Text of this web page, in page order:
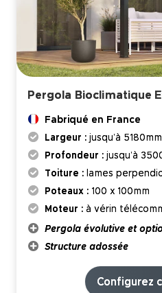
Pergola Bioclimatique
Fabriqué en France
Largeur : jusqu’à 5180mm
Profondeur : jusqu’à
Toiture : lames
Poteaux : 100 x 100mm
Moteur : à vérin
Pergola évolutive et
Structure adossée
Configurez